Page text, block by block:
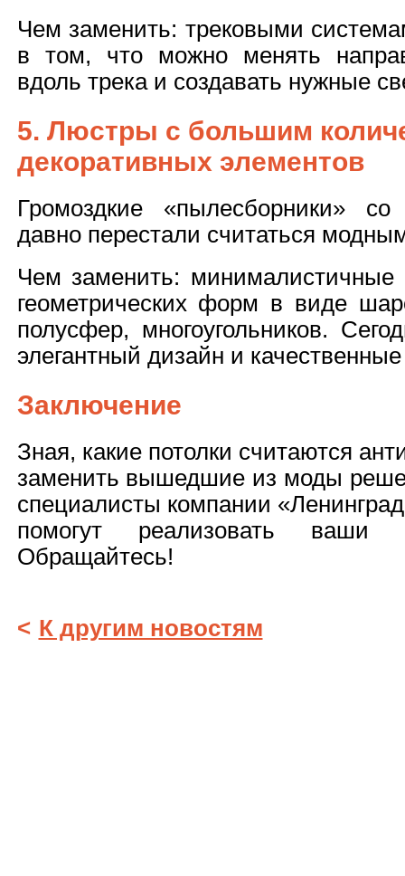
Чем заменить: трековыми
в том, что можно менять
вдоль трека и создавать нужные
5. Люстры с большим
декоративных элементов
Громоздкие «пылесборники»
давно перестали считаться
Чем заменить: минималистичные
геометрических форм в виде
полусфер, многоугольников.
элегантный дизайн и
Заключение
Зная, какие потолки считаются
заменить вышедшие из моды
специалисты компании
помогут реализовать ваши
Обращайтесь!
< К другим новостям